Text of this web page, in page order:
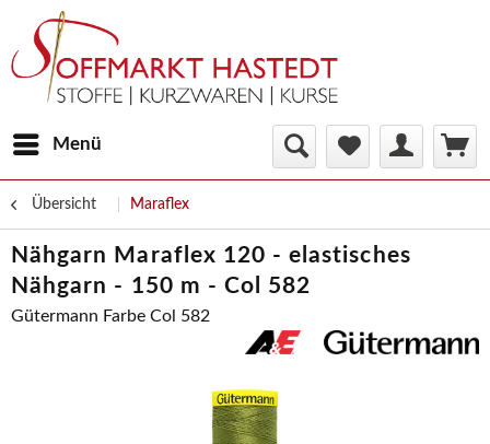
Menü
Übersicht Maraflex
Nähgarn Maraflex 120 - elastisches
Nähgarn - 150 m - Col 582
Gütermann Farbe Col 582